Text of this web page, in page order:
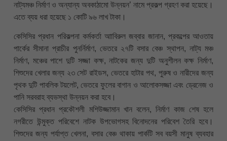
নাট্যমঞ্চ নির্মাণ ও অন্যান্য অবকাঠামো উন্নয়ন’ নামে প্রকল্প গ্রহণ করা হয়েছে।
এতে ব্যয় ধরা হয়েছে ১ কোটি ৯৬ লাখ টাকা।
কেসিসির প্রধান পরিকল্পনা কর্মকর্তা আাবিরুল জব্বার জানান, প্রকল্পের আওতায়
পার্কের সীমানা প্রাচীর পুনর্নির্মাণ, ভেতরে ২৭টি বসার বেঞ্চ স্থাপন, নাট্য মঞ্চ
নির্মাণ, মঞ্চের পাশে দুটি সজ্জা কক্ষ, নাটকের জন্য দুটি অনুশীলন কক্ষ নির্মাণ,
শিশুদের খেলার জন্য ২৩ সেট রাইডস, ভেতরে হাটার পথ, পুরুষ ও নারীদের জন্য
পৃথক দুটি পাবলিক টয়লেট, ভেতরে ফুলের বাগান ও আলোকসজ্জা এবং ড্রেনেজ ও
পানি সরবরাহ ব্যভস্থা উন্নয়ন করা হবে।
কেসিসির প্রধান প্রকৌশলী মশিউজ্জামান খান বলেন, নির্মাণ কাজ শেষ হলে
নগরীতে উন্মুক্ত পরিবেশে নাটক উপভোগসহ বিনোদনের পরিবেশ তৈরি হবে।
শিশুদের জন্য পর্যাপ্ত খেলনা, বসার বেঞ্চ থাকায় পার্কটি সব বয়সী মানুষ ব্যবহার